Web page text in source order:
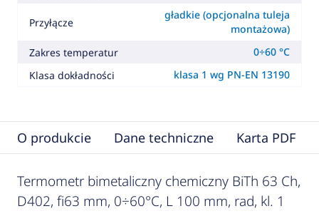
Przyłącze
gładkie (opcjonalna tuleja
montażowa)
Zakres temperatur
0÷60 °C
Klasa dokładności
klasa 1 wg PN-EN 13190
O produkcie Dane techniczne Karta PDF
Termometr bimetaliczny chemiczny BiTh 63 Ch,
D402, fi63 mm, 0÷60°C, L 100 mm, rad, kl. 1